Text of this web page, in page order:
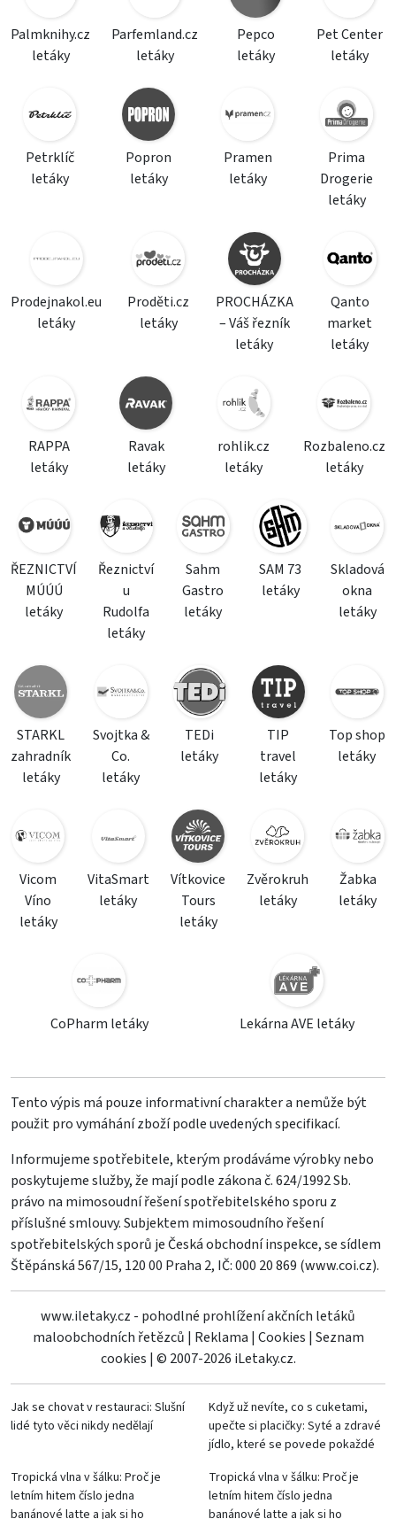
Palmknihy.cz
letáky
Parfemland.cz
letáky
Pepco
letáky
Pet Center
letáky
Petrklíč
letáky
Popron
letáky
Pramen
letáky
Prima
Drogerie
letáky
Prodejnakol.eu
letáky
Proděti.cz
letáky
PROCHÁZKA
– Váš řezník
letáky
Qanto
market
letáky
RAPPA
letáky
Ravak
letáky
rohlik.cz
letáky
Rozbaleno.cz
letáky
ŘEZNICTVÍ
MÚÚÚ
letáky
Řeznictví
u
Rudolfa
letáky
Sahm
Gastro
letáky
SAM 73
letáky
Skladová
okna
letáky
STARKL
zahradník
letáky
Svojtka &
Co.
letáky
TEDi
letáky
TIP
travel
letáky
Top shop
letáky
Vicom
Víno
letáky
VitaSmart
letáky
Vítkovice
Tours
letáky
Zvěrokruh
letáky
Žabka
letáky
CoPharm letáky Lekárna AVE letáky
Tento výpis má pouze informativní charakter a nemůže být
použit pro vymáhání zboží podle uvedených specifikací.
Informujeme spotřebitele, kterým prodáváme výrobky nebo
poskytujeme služby, že mají podle zákona č. 624/1992 Sb.
právo na mimosoudní řešení spotřebitelského sporu z
příslušné smlouvy. Subjektem mimosoudního řešení
spotřebitelských sporů je Česká obchodní inspekce, se sídlem
Štěpánská 567/15, 120 00 Praha 2, IČ: 000 20 869 (www.coi.cz).
www.iletaky.cz - pohodlné prohlížení akčních letáků
maloobchodních řetězců | Reklama | Cookies | Seznam
cookies | © 2007-2026 iLetaky.cz.
Jak se chovat v restauraci: Slušní
lidé tyto věci nikdy nedělají
Když už nevíte, co s cuketami,
upečte si placičky: Syté a zdravé
jídlo, které se povede pokaždé
Tropická vlna v šálku: Proč je
letním hitem číslo jedna
banánové latte a jak si ho
Tropická vlna v šálku: Proč je
letním hitem číslo jedna
banánové latte a jak si ho